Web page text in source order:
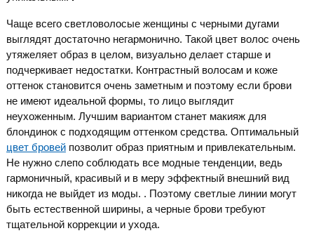
Чаще всего светловолосые женщины с черными дугами
выглядят достаточно негармонично. Такой цвет волос очень
утяжеляет образ в целом, визуально делает старше и
подчеркивает недостатки. Контрастный волосам и коже
оттенок становится очень заметным и поэтому если брови
не имеют идеальной формы, то лицо выглядит
неухоженным. Лучшим вариантом станет макияж для
блондинок с подходящим оттенком средства. Оптимальный
цвет бровейпозволит образ приятным и привлекательным.
Не нужно слепо соблюдать все модные тенденции, ведь
гармоничный, красивый и в меру эффектный внешний вид
никогда не выйдет из моды. . Поэтому светлые линии могут
быть естественной ширины, а черные брови требуют
тщательной коррекции и ухода.